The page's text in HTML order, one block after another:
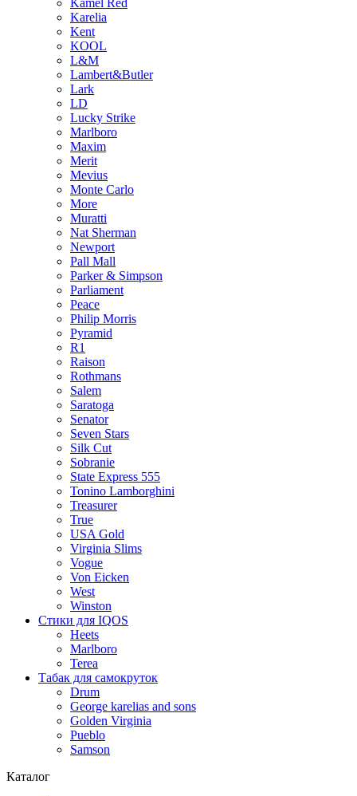
Kamel Red
Karelia
Kent
KOOL
L&M
Lambert&Butler
Lark
LD
Lucky Strike
Marlboro
Maxim
Merit
Mevius
Monte Carlo
More
Muratti
Nat Sherman
Newport
Pall Mall
Parker & Simpson
Parliament
Peace
Philip Morris
Pyramid
R1
Raison
Rothmans
Salem
Saratoga
Senator
Seven Stars
Silk Cut
Sobranie
State Express 555
Tonino Lamborghini
Treasurer
True
USA Gold
Virginia Slims
Vogue
Von Eicken
West
Winston
Стики для IQOS
Heets
Marlboro
Terea
Табак для самокруток
Drum
George karelias and sons
Golden Virginia
Pueblo
Samson
Каталог